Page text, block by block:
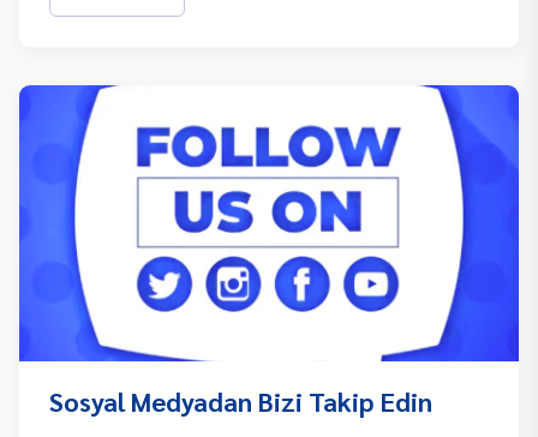
Sosyal Medyadan Bizi Takip Edin